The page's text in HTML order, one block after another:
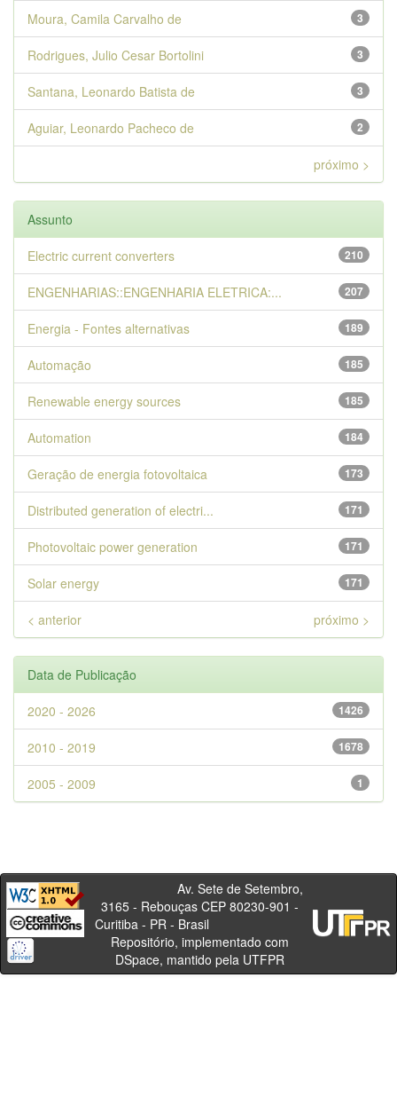
3
Moura, Camila Carvalho de
3
Rodrigues, Julio Cesar Bortolini
3
Santana, Leonardo Batista de
2
Aguiar, Leonardo Pacheco de
próximo >
Assunto
210
Electric current converters
207
ENGENHARIAS::ENGENHARIA ELETRICA:...
189
Energia - Fontes alternativas
185
Automação
185
Renewable energy sources
184
Automation
173
Geração de energia fotovoltaica
171
Distributed generation of electri...
171
Photovoltaic power generation
171
Solar energy
< anterior próximo >
Data de Publicação
1426
2020 - 2026
1678
2010 - 2019
1
2005 - 2009
Av. Sete de Setembro,
3165 - Rebouças CEP 80230-901 -
Curitiba - PR - Brasil
Repositório, implementado com
DSpace, mantido pela UTFPR